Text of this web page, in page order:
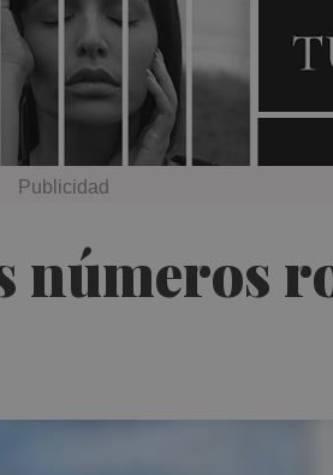
números